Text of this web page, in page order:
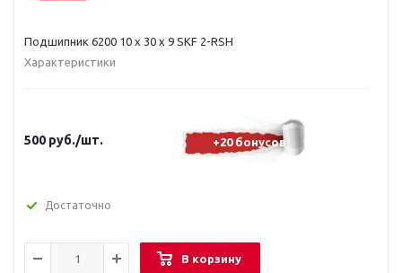
Подшипник 6200 10 x 30 x 9 SKF 2-RSH
Характеристики
500 руб./шт. +20 бонусов
Достаточно
В корзину